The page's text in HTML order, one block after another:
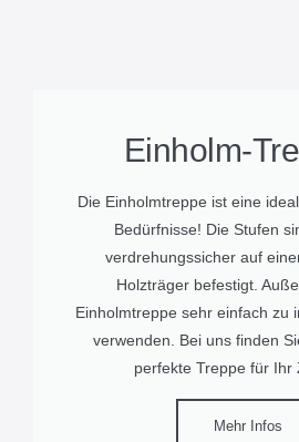
Einholm-
Die Einholmtreppe ist eine
Bedürfnisse! Die Stufen
verdrehungssicher auf
Holzträger befestigt.
Einholmtreppe sehr einfach zu
verwenden. Bei uns finden
perfekte Treppe für Ihr
Mehr Infos